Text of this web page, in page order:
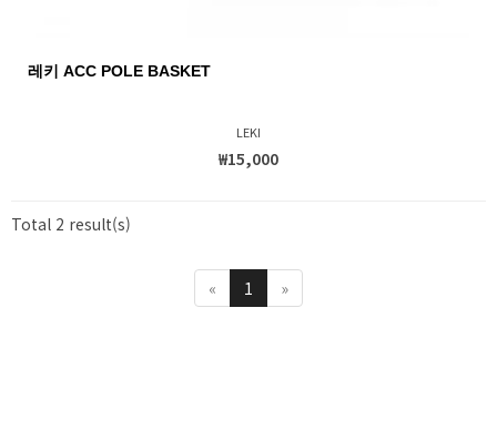
레키 ACC POLE BASKET
LEKI
₩15,000
Total 2 result(s)
« 1 »